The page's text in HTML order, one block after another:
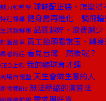
魅力領導學 球鞋配正裝，怎麼搭
特別報導 健身房再進化 騎飛輪
生活新鮮事 品質越好，浪費越
封面故事 員工抬頭看常玉、轉
編者的話 看見台灣 然後呢？
CEO上線 我的繡球育才課
商場自慢塾 天生會做生意的人
新物種Biz 無法壓縮的演算法